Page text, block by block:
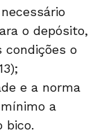
o depósito,
condições o
e a norma
a
bico.